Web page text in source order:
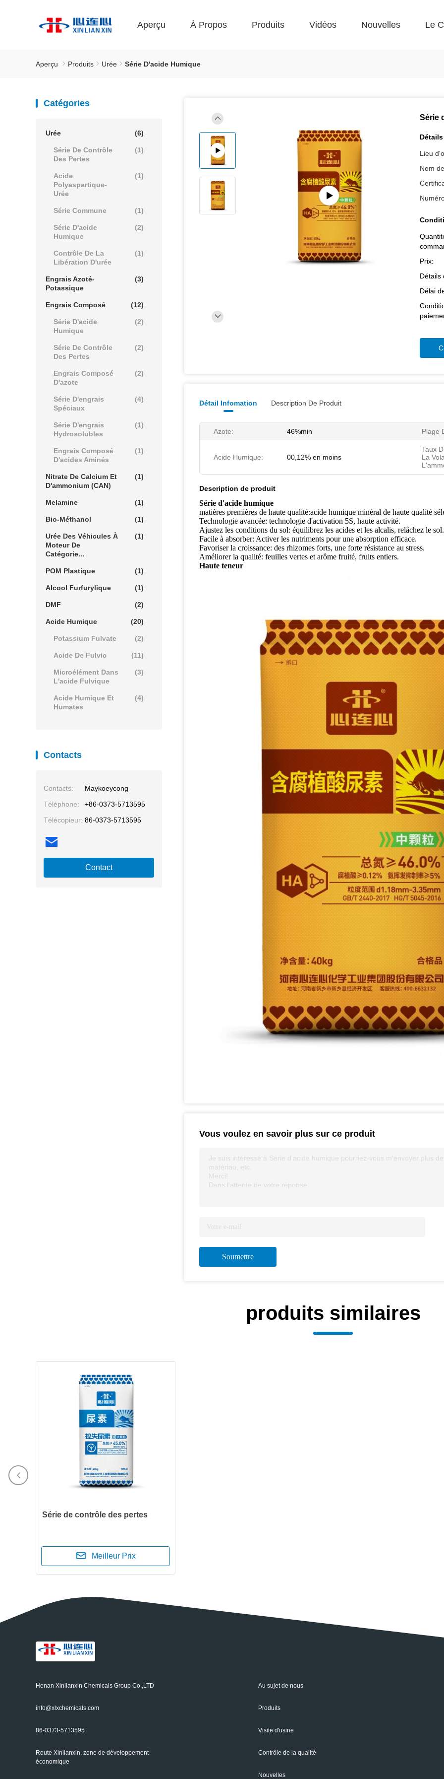
Aperçu À Propos Produits Vidéos Nouvelles Le
Aperçu Produits Urée Série D'acide Humique
Catégories
Urée (6)
Série De Contrôle
Des Pertes
(1)
Acide
Polyaspartique-
Urée
(1)
Série Commune (1)
Série D'acide
Humique
(2)
Contrôle De La
Libération D'urée
(1)
Engrais Azoté-
Potassique
(3)
Engrais Composé (12)
Série D'acide
Humique
(2)
Série De Contrôle
Des Pertes
(2)
Engrais Composé
D'azote
(2)
Série D'engrais
Spéciaux
(4)
Série D'engrais
Hydrosolubles
(1)
Engrais Composé
D'acides Aminés
(1)
Nitrate De Calcium Et
D'ammonium (CAN)
(1)
Melamine (1)
Bio-Méthanol (1)
Urée Des Véhicules À
Moteur De
Catégorie...
(1)
POM Plastique (1)
Alcool Furfurylique (1)
DMF (2)
Acide Humique (20)
Potassium Fulvate (2)
Acide De Fulvic (11)
Microélément Dans
L'acide Fulvique
(3)
Acide Humique Et
Humates
(4)
Contacts
Contacts:
Maykoeycong
Téléphone:
+86-0373-5713595
Télécopieur: 86-0373-5713595
Contact
Série
Lieu
Nom
Prix:
Détails
Délai
Détail Infomation Description De Produit
Azote: 46%min Plage
Acide Humique: 00,12% en moins
Taux
La
Description de produit
Série d'acide humique
matières premières de haute qualité:acide humique minéral de haute qualité
Technologie avancée: technologie d'activation 5S, haute activité.
Ajustez les conditions du sol: équilibrez les acides et les alcalis, relâchez le sol.
Facile à absorber: Activer les nutriments pour une absorption efficace.
Favoriser la croissance: des rhizomes forts, une forte résistance au stress.
Améliorer la qualité: feuilles vertes et arôme fruité, fruits entiers.
Haute teneur
Vous voulez en savoir plus sur ce produit
Je suis intéressé à Série d'acide humique pourriez-vous m'envoyer plus
matériau, etc.
Merci!
Dans l'attente de votre réponse.
Soumettre
produits similaires
Série de contrôle des pertes
Meilleur Prix
Henan Xinlianxin Chemicals Group Co.,LTD
info@xlxchemicals.com
86-0373-5713595
Route Xinlianxin, zone de développement
économique
Au sujet de nous
Produits
Visite d'usine
Contrôle de la qualité
Nouvelles